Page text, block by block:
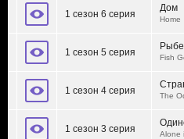
1 сезон 6 серия
Дом
Home
1 сезон 5 серия Fish
1 сезон 4 серия The
1 сезон 3 серия Alone